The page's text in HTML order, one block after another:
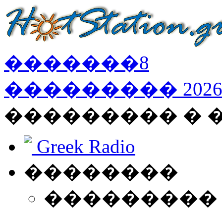
�������8
��������� 2026
��������� �
Greek Radio
��������